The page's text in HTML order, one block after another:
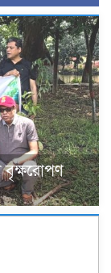
বৃক্ষরোপণ